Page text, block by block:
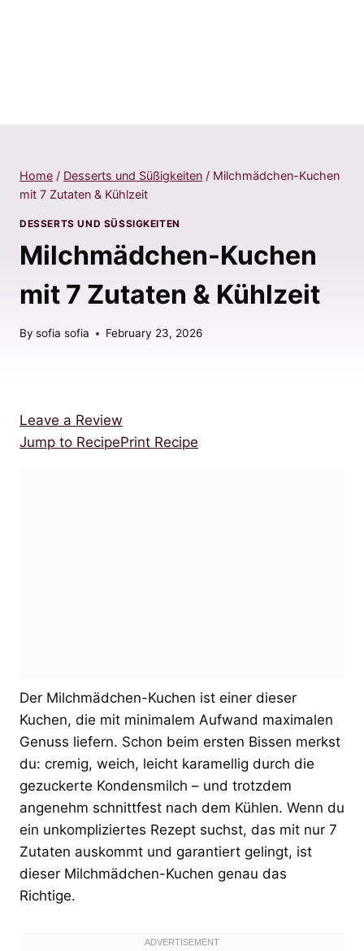
Home / Desserts und Süßigkeiten / Milchmädchen-Kuchen
mit 7 Zutaten & Kühlzeit
DESSERTS UND SÜSSIGKEITEN
Milchmädchen-Kuchen
mit 7 Zutaten & Kühlzeit
By sofia sofia February 23, 2026
Jump to RecipePrint Recipe
Leave a Review
Der Milchmädchen-Kuchen ist einer dieser
Kuchen, die mit minimalem Aufwand maximalen
Genuss liefern. Schon beim ersten Bissen merkst
du: cremig, weich, leicht karamellig durch die
gezuckerte Kondensmilch – und trotzdem
angenehm schnittfest nach dem Kühlen. Wenn du
ein unkompliziertes Rezept suchst, das mit nur 7
Zutaten auskommt und garantiert gelingt, ist
dieser Milchmädchen-Kuchen genau das
Richtige.